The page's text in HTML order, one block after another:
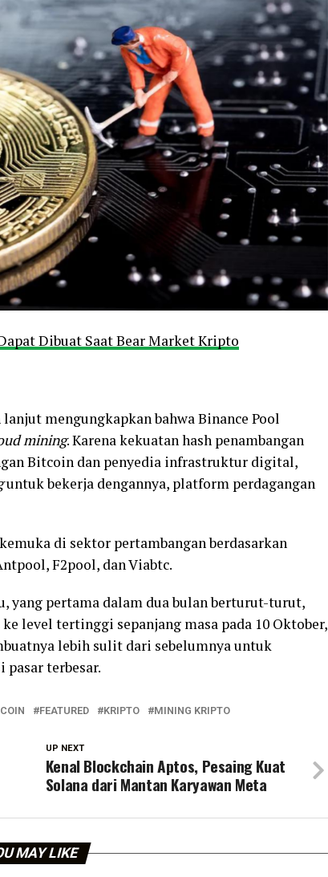
Dibuat Saat Bear Market Kripto
mengungkapkan bahwa Binance Pool
mining. Karena kekuatan hash penambangan
Bitcoin dan penyedia infrastruktur digital,
untuk bekerja dengannya, platform perdagangan
di sektor pertambangan berdasarkan
F2pool, dan Viabtc.
yang pertama dalam dua bulan berturut-turut,
level tertinggi sepanjang masa pada 10 Oktober,
lebih sulit dari sebelumnya untuk
terbesar.
FEATURED KRIPTO MINING KRIPTO
UP NEXT
Kenal Blockchain Aptos, Pesaing Kuat
Solana dari Mantan Karyawan Meta
MAY LIKE